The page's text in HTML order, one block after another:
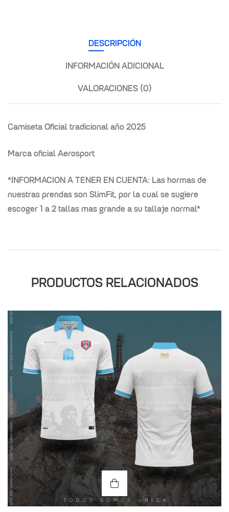
DESCRIPCIÓN
INFORMACIÓN ADICIONAL
VALORACIONES (0)
Camiseta Oficial tradicional año 2025
Marca oficial Aerosport
*INFORMACION A TENER EN CUENTA: Las hormas de
nuestras prendas son SlimFit, por la cual se sugiere
escoger 1 a 2 tallas mas grande a su tallaje normal*
PRODUCTOS RELACIONADOS